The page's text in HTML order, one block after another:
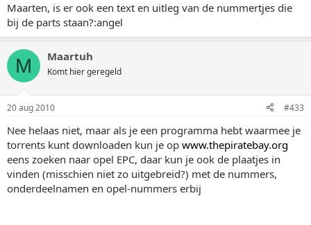
Maarten, is er ook een text en uitleg van de nummertjes die
bij de parts staan?:angel
M Maartuh
Komt hier geregeld
20 aug 2010 #433
Nee helaas niet, maar als je een programma hebt waarmee je
torrents kunt downloaden kun je op www.thepiratebay.org
eens zoeken naar opel EPC, daar kun je ook de plaatjes in
vinden (misschien niet zo uitgebreid?) met de nummers,
onderdeelnamen en opel-nummers erbij